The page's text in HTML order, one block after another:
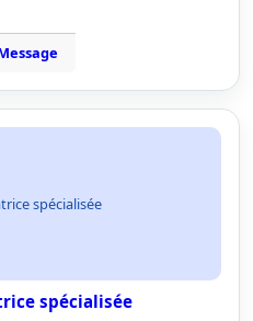
spécialisée
spécialisée